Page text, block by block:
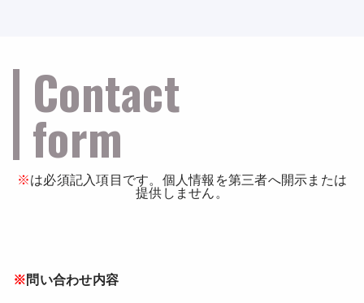
Contact
form
※は必須記入項目です。個人情報を第三者へ開示または
提供しません。
問い合わせ内容